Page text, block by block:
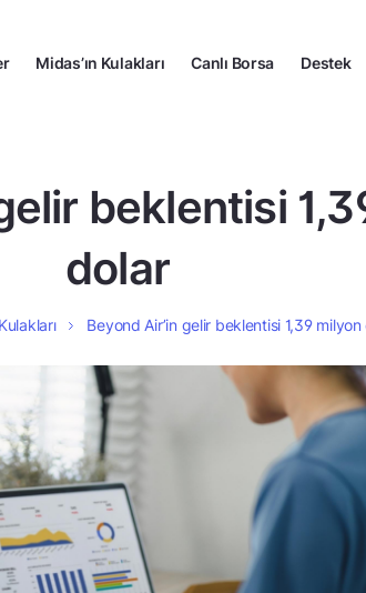
Midas’ın Kulakları Canlı Borsa Destek
beklentisi
dolar
Beyond Air’in gelir beklentisi 1,39